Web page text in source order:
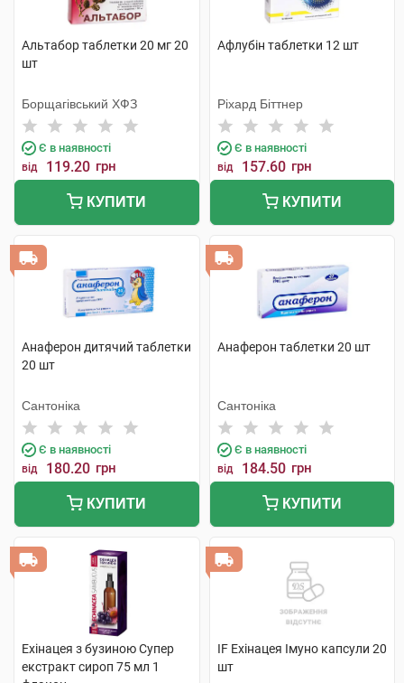
Альтабор таблетки 20 мг 20
шт
Борщагівський ХФЗ
Є в наявності
від 119.20 грн
КУПИТИ
Афлубін таблетки 12 шт
Ріхард Біттнер
Є в наявності
від 157.60 грн
КУПИТИ
Анаферон дитячий таблетки
20 шт
Сантоніка
Є в наявності
від 180.20 грн
КУПИТИ
Анаферон таблетки 20 шт
Сантоніка
Є в наявності
від 184.50 грн
КУПИТИ
Ехінацея з бузиною Супер
екстракт сироп 75 мл 1
IF Ехінацея Імуно капсули 20
шт